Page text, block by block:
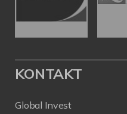
KONTAKT
Global Invest